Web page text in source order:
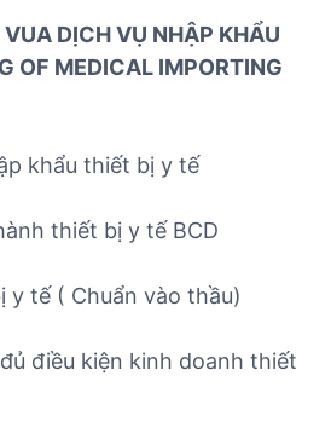
VUA DỊCH VỤ NHẬP KHẨU
OF MEDICAL IMPORTING
khẩu thiết bị y tế
thiết bị y tế BCD
y tế ( Chuẩn vào thầu)
điều kiện kinh doanh thiết